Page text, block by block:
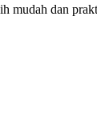
mudah dan